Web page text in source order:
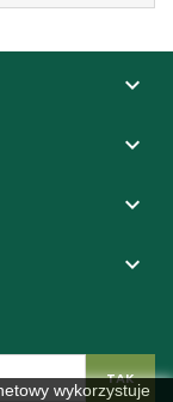




wykorzystuje